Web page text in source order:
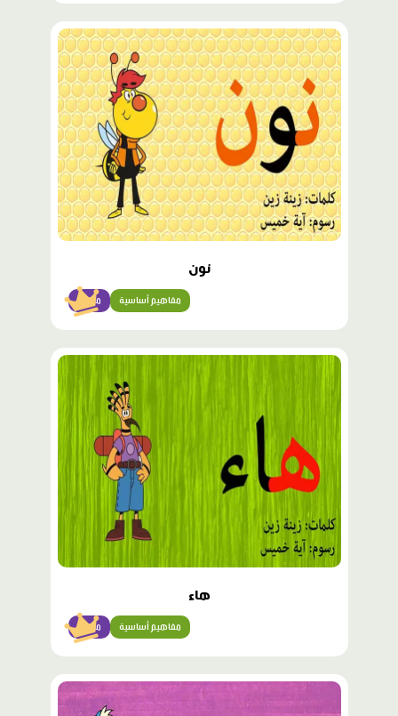
محتوى
مميّز
نون
مبتدئ مفاهيم أساسية
محتوى
مميّز
هاء
مبتدئ مفاهيم أساسية
محتوى